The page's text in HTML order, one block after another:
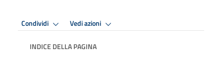
Condividi Vedi azioni
INDICE DELLA PAGINA